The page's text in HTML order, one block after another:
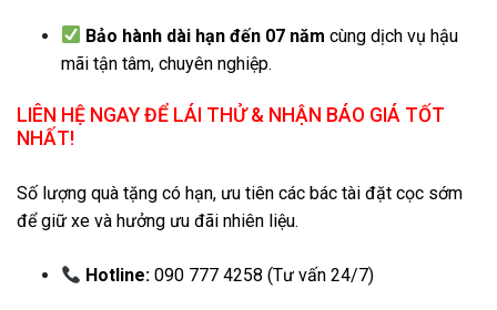
Bảo hành dài hạn đến 07 năm cùng dịch vụ hậu
mãi tận tâm, chuyên nghiệp.
LIÊN HỆ NGAY ĐỂ LÁI THỬ & NHẬN BÁO GIÁ TỐT
NHẤT!
Số lượng quà tặng có hạn, ưu tiên các bác tài đặt cọc sớm
để giữ xe và hưởng ưu đãi nhiên liệu.
Hotline: 090 777 4258 (Tư vấn 24/7)